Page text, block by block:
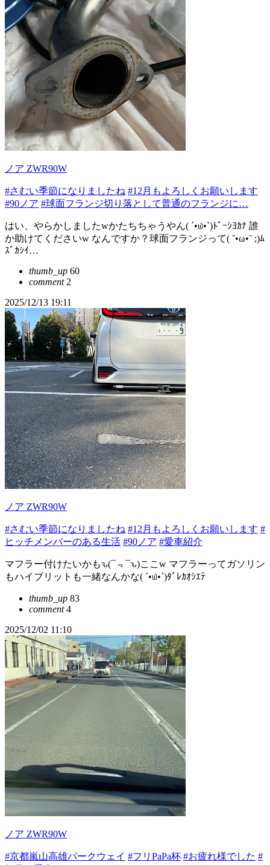
ノア ZWR90W
#さむい季節になりましたね #12月もよろしくお願いします
#90ノア #球面フランジ切り落として普通のフランジに…
はい、やらかしましたwかたちちゃうやん( ´•௰•`)ﾄﾞｰｼﾖｶﾅ 誰
か助けてくださいw なんですか？球面フランジって( ˘•ω•˘ ;)ﾑ
ｽﾞｶｼｲ…
thumb_up 60
comment2
2025/12/13 19:11
ノア ZWR90W
#さむい季節になりましたね #12月もよろしくお願いします #
ヒッチメンバーのある生活 #90ノア #愛車紹介
マフラー付けたいかもԅ(¯﹃¯ԅ)ここw マフラーってガソリン
もハイブリットも一緒なんかな( ´•௰•`)ﾀﾞﾚｶｵｼｴﾃ
thumb_up 83
comment4
2025/12/02 11:10
ノア ZWR90W
#京都嵐山高雄パークウェイ #フリPaPa杯 #お疲れ様でした #